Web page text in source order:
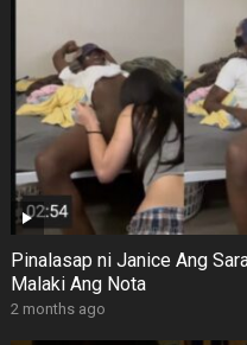
Pinalasap ni Janice Ang
Malaki Ang Nota
2 months ago